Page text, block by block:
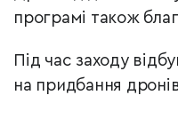
програмі також
Під час заходу
на придбання